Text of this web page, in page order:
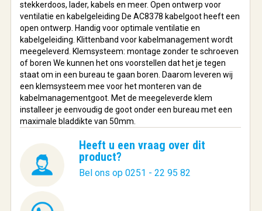
stekkerdoos, lader, kabels en meer. Open ontwerp voor
ventilatie en kabelgeleiding De AC8378 kabelgoot heeft een
open ontwerp. Handig voor optimale ventilatie en
kabelgeleiding. Klittenband voor kabelmanagement wordt
meegeleverd. Klemsysteem: montage zonder te schroeven
of boren We kunnen het ons voorstellen dat het je tegen
staat om in een bureau te gaan boren. Daarom leveren wij
een klemsysteem mee voor het monteren van de
kabelmanagementgoot. Met de meegeleverde klem
installeer je eenvoudig de goot onder een bureau met een
maximale bladdikte van 50mm.
Heeft u een vraag over dit
product?
Bel ons op 0251 - 22 95 82